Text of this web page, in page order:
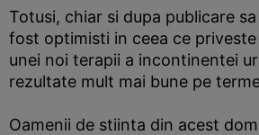
Totusi, chiar si dupa publicare
fost optimisti in ceea ce
unei noi terapii a incontinentei
rezultate mult mai bune pe
Oamenii de stiinta din acest